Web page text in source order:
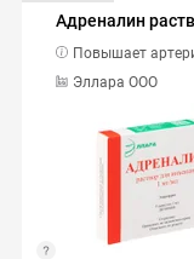
Адреналин
Эллара ООО
Повышает